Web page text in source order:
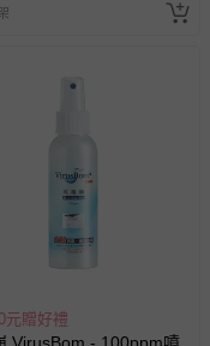
元贈好禮